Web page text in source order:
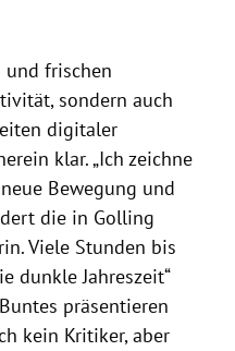
und frischen
sondern auch
digitaler
klar. „Ich zeichne
Bewegung und
die in Golling
Viele Stunden bis
dunkle Jahreszeit“
präsentieren
kein Kritiker, aber